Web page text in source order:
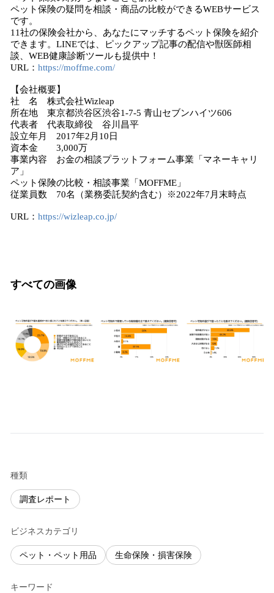
ペット保険の疑問を相談・商品の比較ができるWEBサービス
です。
11社の保険会社から、あなたにマッチするペット保険を紹介
できます。LINEでは、ピックアップ記事の配信や獣医師相
談、WEB健康診断ツールも提供中！
URL： https://moffme.com/
【会社概要】
社 名 株式会社Wizleap
所在地 東京都渋谷区渋谷1-7-5 青山セブンハイツ606
代表者 代表取締役 谷川昌平
設立年月 2017年2月10日
資本金 3,000万
事業内容 お金の相談プラットフォーム事業「マネーキャリ
ア」
ペット保険の比較・相談事業「MOFFME」
従業員数 70名（業務委託契約含む）※2022年7月末時点
URL： https://wizleap.co.jp/
すべての画像
種類
調査レポート
ビジネスカテゴリ
ペット・ペット用品 生命保険・損害保険
キーワード